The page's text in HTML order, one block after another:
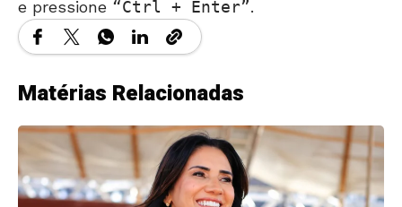
e pressione Ctrl + Enter .
Matérias Relacionadas